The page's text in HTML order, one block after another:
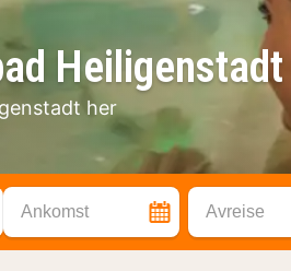
Heiligenstadt
her
Ankomst Avreise